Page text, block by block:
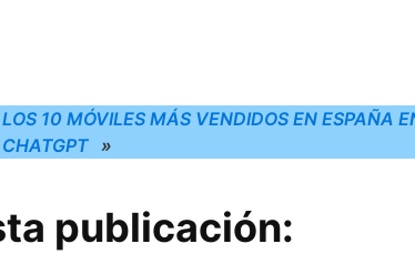
LOS 10 MÓVILES MÁS VENDIDOS EN ESPAÑA
CHATGPT »
publicación: